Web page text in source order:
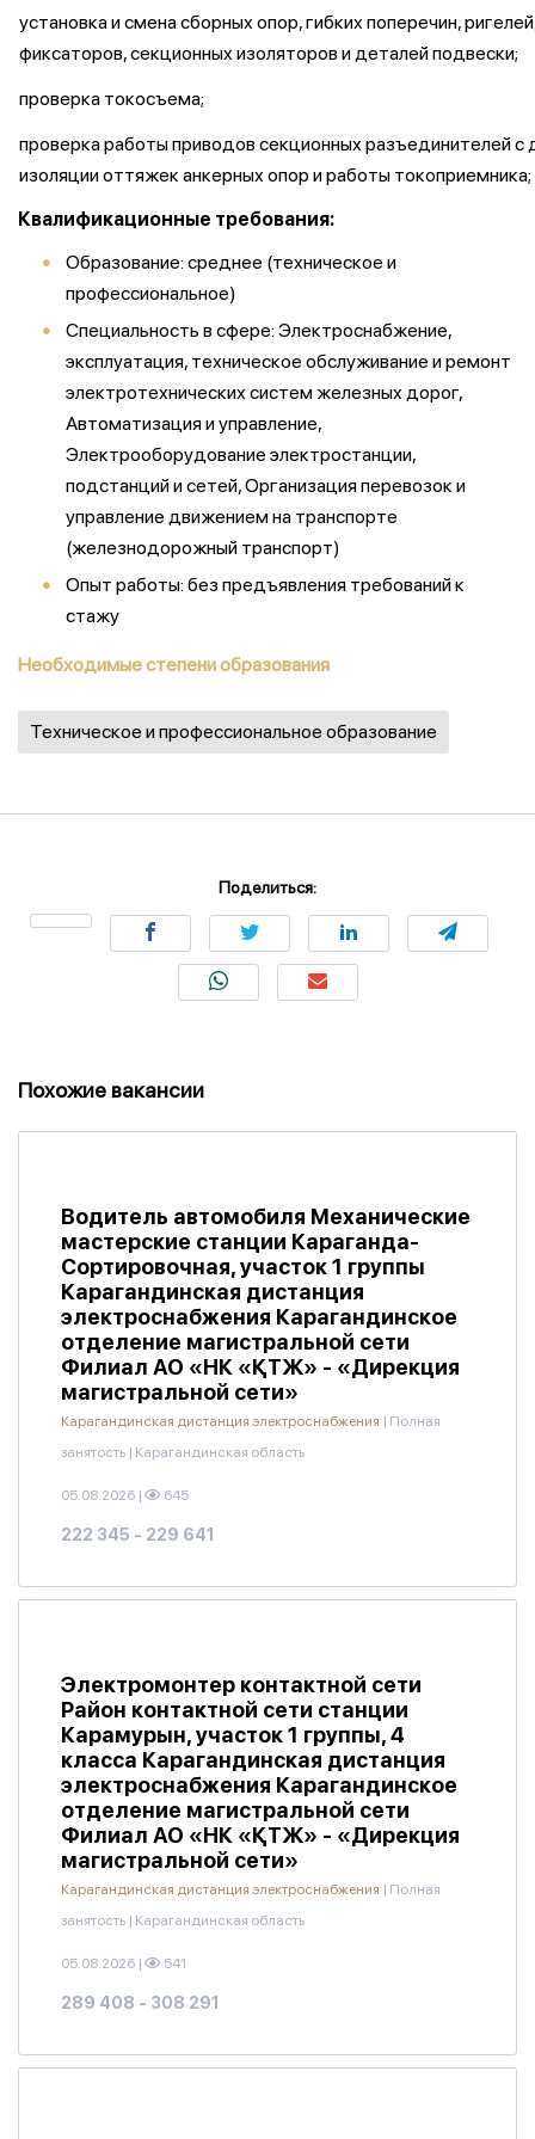
установка и смена сборных опор, гибких поперечин,
фиксаторов, секционных изоляторов и деталей подвески;
проверка токосъема;
проверка работы приводов секционных разъединителей с
изоляции оттяжек анкерных опор и работы токоприемника;
Квалификационные требования:
Образование: среднее (техническое и
профессиональное)
Специальность в сфере: Электроснабжение,
эксплуатация, техническое обслуживание и ремонт
электротехнических систем железных дорог,
Автоматизация и управление,
Электрооборудование электростанции,
подстанций и сетей, Организация перевозок и
управление движением на транспорте
(железнодорожный транспорт)
Опыт работы: без предъявления требований к
стажу
Необходимые степени образования
Техническое и профессиональное образование
Поделиться:
Похожие вакансии
Водитель автомобиля Механические
мастерские станции Караганда-
Сортировочная, участок 1 группы
Карагандинская дистанция
электроснабжения Карагандинское
отделение магистральной сети
Филиал АО «НК «ҚТЖ» - «Дирекция
магистральной сети»
Карагандинская дистанция электроснабжения | Полная
занятость | Карагандинская область
05.08.2026 | 645
222 345 - 229 641
Электромонтер контактной сети
Район контактной сети станции
Карамурын, участок 1 группы, 4
класса Карагандинская дистанция
электроснабжения Карагандинское
отделение магистральной сети
Филиал АО «НК «ҚТЖ» - «Дирекция
магистральной сети»
Карагандинская дистанция электроснабжения | Полная
занятость | Карагандинская область
05.08.2026 | 541
289 408 - 308 291